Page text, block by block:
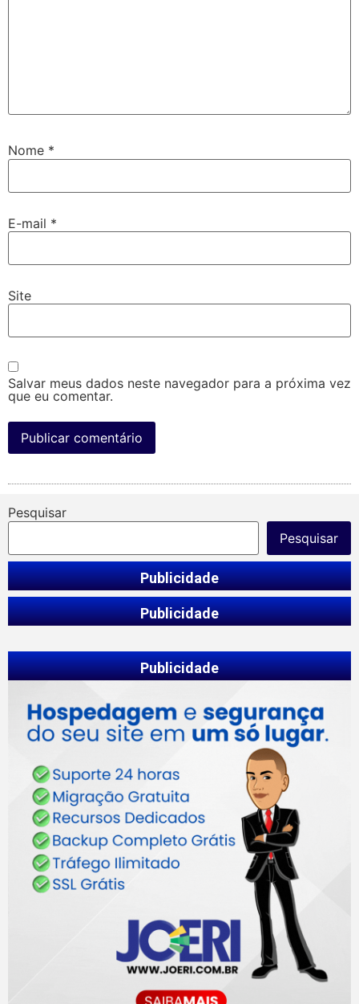
Nome *
E-mail *
Site
Salvar meus dados neste navegador para a próxima vez
que eu comentar.
Pesquisar
Pesquisar
Publicidade
Publicidade
Publicidade